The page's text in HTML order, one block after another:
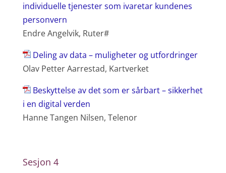
individuelle tjenester som ivaretar kundenes
personvern
Endre Angelvik, Ruter#
Deling av data – muligheter og utfordringer
Olav Petter Aarrestad, Kartverket
Beskyttelse av det som er sårbart – sikkerhet
i en digital verden
Hanne Tangen Nilsen, Telenor
Sesjon 4